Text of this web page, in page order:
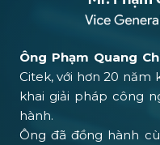
Ông Phạm Quang
Citek, với hơn 20 năm
khai giải pháp công
hành.
Ông đã đồng hành